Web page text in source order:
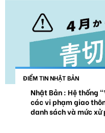
ĐIỂM TIN NHẬT BẢN
Nhật Bản : Hệ thống
các vi phạm giao
danh sách và mức xử